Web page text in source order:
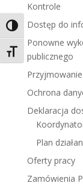
Toggle High
Toggle Font size
Kontrole
Dostęp do
Ponowne
publicznego
Ochrona
Deklaracja
Plan
Oferty pracy
Zamówienia